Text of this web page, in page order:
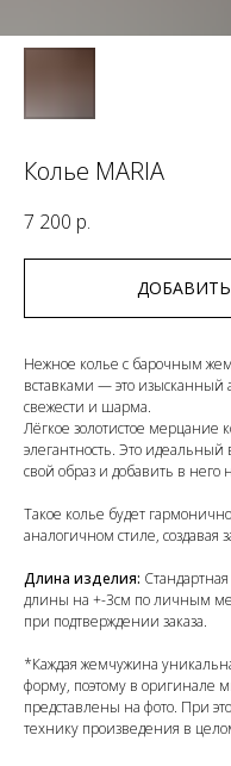
Колье MARIA
7 200 р.
Нежное колье с барочным
вставками — это изысканный
свежести и шарма.
Лёгкое золотистое мерцание
элегантность. Это идеальный
свой образ и добавить в него
Такое колье будет
аналогичном стиле,
Длина изделия:
длины на +-3см по личным
при подтверждении заказа.
*Каждая жемчужина
форму, поэтому в оригинале
представлены на фото. При
технику произведения в